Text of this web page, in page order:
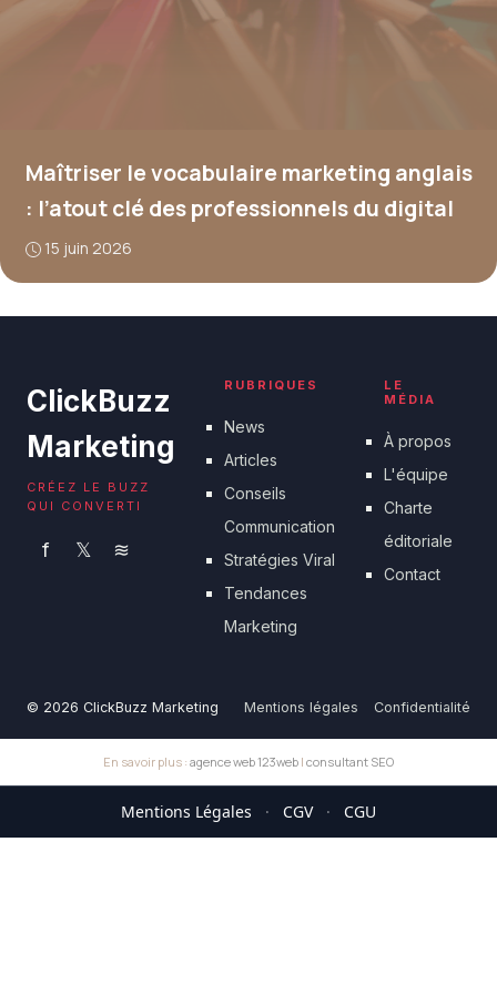
Maîtriser le vocabulaire marketing anglais
: l’atout clé des professionnels du digital
15 juin 2026
ClickBuzz
Marketing
CRÉEZ LE BUZZ
QUI CONVERTI
f 𝕏 ≋
RUBRIQUES
News
Articles
Conseils
Communication
Stratégies Viral
Tendances
Marketing
LE
MÉDIA
À propos
L'équipe
Charte
éditoriale
Contact
© 2026 ClickBuzz Marketing Mentions légales Confidentialité
En savoir plus : agence web 123web | consultant SEO
Mentions Légales · CGV · CGU